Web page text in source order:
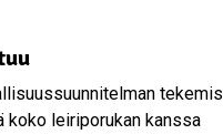
koko leiriporukan kanssa